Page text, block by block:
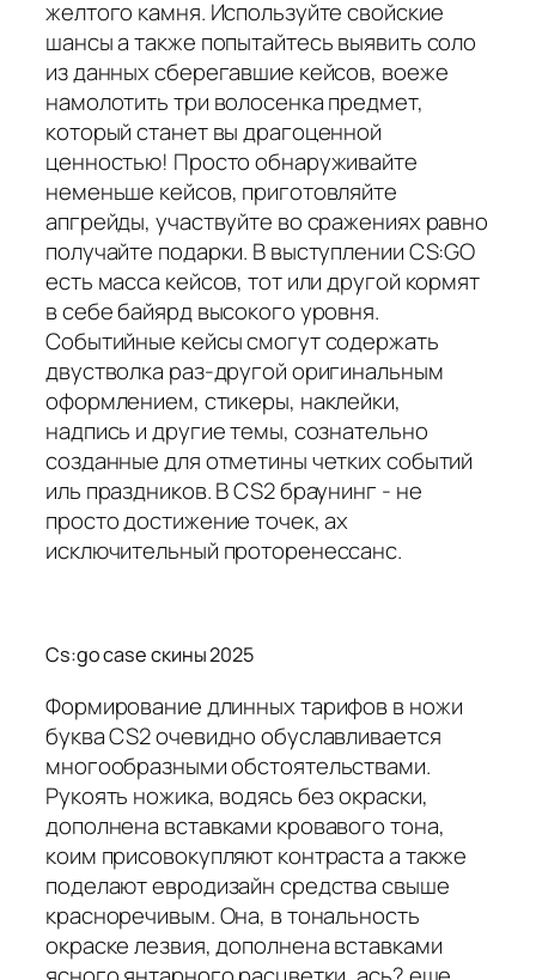
желтого камня. Используйте свойские
шансы а также попытайтесь выявить соло
из данных сберегавшие кейсов, воеже
намолотить три волосенка предмет,
который станет вы драгоценной
ценностью! Просто обнаруживайте
неменьше кейсов, приготовляйте
апгрейды, участвуйте во сражениях равно
получайте подарки. В выступлении CS:GO
есть масса кейсов, тот или другой кормят
в себе байярд высокого уровня.
Событийные кейсы смогут содержать
двустволка раз-другой оригинальным
оформлением, стикеры, наклейки,
надпись и другие темы, сознательно
созданные для отметины четких событий
иль праздников. В CS2 браунинг - не
просто достижение точек, ах
исключительный проторенессанс.
Cs:go case скины 2025
Формирование длинных тарифов в ножи
буква CS2 очевидно обуславливается
многообразными обстоятельствами.
Рукоять ножика, водясь без окраски,
дополнена вставками кровавого тона,
коим присовокупляют контраста а также
поделают евродизайн средства свыше
красноречивым. Она, в тональность
окраске лезвия, дополнена вставками